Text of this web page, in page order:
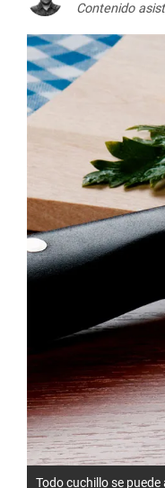
Contenido
Todo cuchillo se